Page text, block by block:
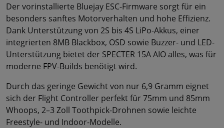
Der vorinstallierte Bluejay ESC-Firmware sorgt für ein
besonders sanftes Motorverhalten und hohe Effizienz.
Dank Unterstützung von 2S bis 4S LiPo-Akkus, einer
integrierten 8MB Blackbox, OSD sowie Buzzer- und LED-
Unterstützung bietet der SPECTER 15A AIO alles, was für
moderne FPV-Builds benötigt wird.
Durch das geringe Gewicht von nur 6,9 Gramm eignet
sich der Flight Controller perfekt für 75mm und 85mm
Whoops, 2–3 Zoll Toothpick-Drohnen sowie leichte
Freestyle- und Indoor-Modelle.